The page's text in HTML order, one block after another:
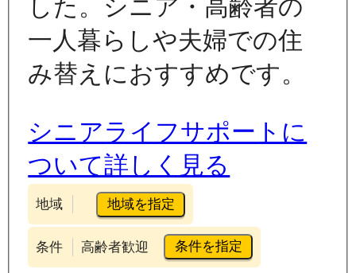
した。シニア・高齢者の
一人暮らしや夫婦での住
み替えにおすすめです。
シニアライフサポートに
ついて詳しく見る
地域 地域を指定
条件 高齢者歓迎 条件を指定